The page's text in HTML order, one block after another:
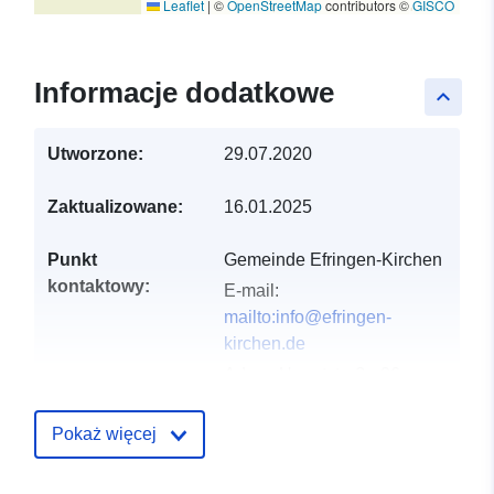
Leaflet | ©OpenStreetMapcontributors ©GISCO
keyboard_arrow_up
Informacje dodatkowe
Utworzone: 29.07.2020
Zaktualizowane: 16.01.2025
Punkt
kontaktowy:
Gemeinde Efringen-Kirchen
E-mail:
mailto:info@efringen-
kirchen.de
Pokaż więcej